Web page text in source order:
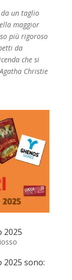
un taglio
maggior
più rigoroso
da
che si
Christie
2025
2025 sono: